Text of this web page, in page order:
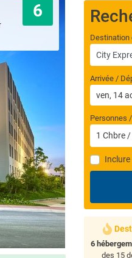
6
Destination
Arrivée /
Personnes
1 Chbre /
Inclure
6
des 15